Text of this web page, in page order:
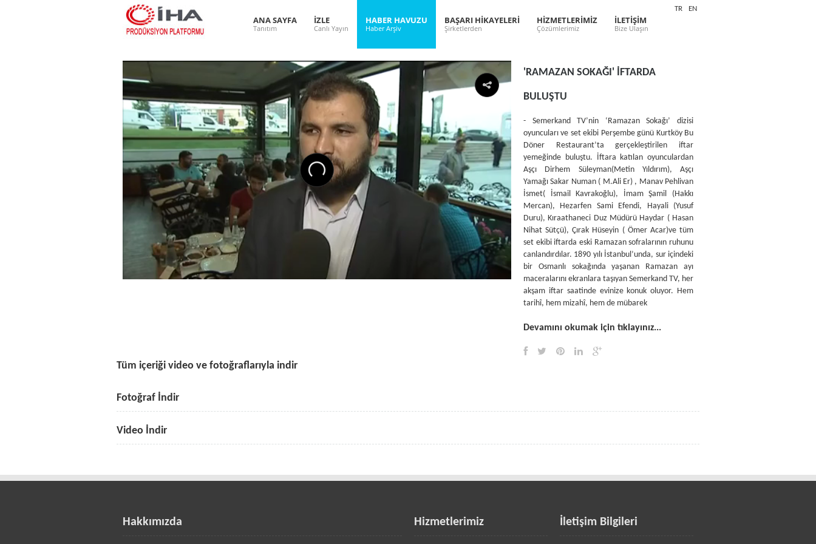
ANA SAYFA
Tanıtım
İZLE
Canlı Yayın
HABER HAVUZU
Haber Arşiv
BAŞARI HİKAYELERİ
Şirketlerden
HİZMETLERİMİZ
Çözümlerimiz
İLETİŞİM
Bize Ulaşın
TR EN
'RAMAZAN SOKAĞI' İFTARDA
BULUŞTU
- Semerkand TV’nin ‘Ramazan Sokağı’ dizisi
oyuncuları ve set ekibi Perşembe günü Kurtköy Bu
Döner Restaurant’ta gerçekleştirilen iftar
yemeğinde buluştu. İftara katılan oyunculardan
Aşçı Dirhem Süleyman(Metin Yıldırım), Aşçı
Yamağı Sakar Numan ( M.Ali Er) , Manav Pehlivan
İsmet( İsmail Kavrakoğlu), İmam Şamil (Hakkı
Mercan), Hezarfen Sami Efendi, Hayali (Yusuf
Duru), Kıraathaneci Duz Müdürü Haydar ( Hasan
Nihat Sütçü), Çırak Hüseyin ( Ömer Acar)ve tüm
set ekibi iftarda eski Ramazan sofralarının ruhunu
canlandırdılar. 1890 yılı İstanbul’unda, sur içindeki
bir Osmanlı sokağında yaşanan Ramazan ayı
maceralarını ekranlara taşıyan Semerkand TV, her
akşam iftar saatinde evinize konuk oluyor. Hem
tarihî, hem mizahî, hem de mübarek
Devamını okumak için tıklayınız...
Tüm içeriği video ve fotoğraflarıyla indir
Fotoğraf İndir
Video İndir
Hakkımızda Hizmetlerimiz İletişim Bilgileri